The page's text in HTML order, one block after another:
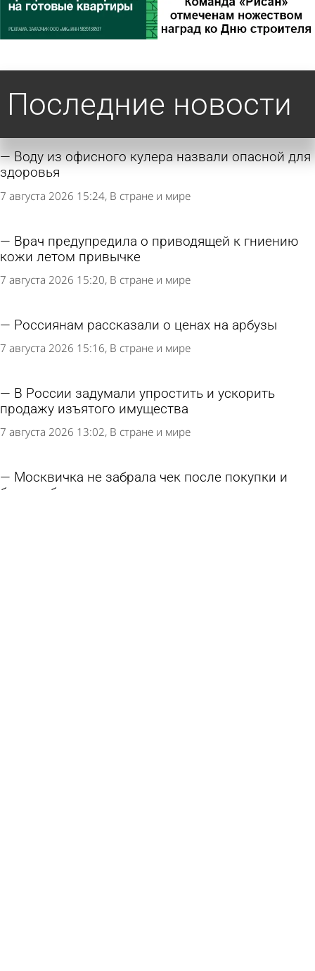
Последние новости
Воду из офисного кулера назвали опасной для
здоровья
7 августа 2026 15:24 В стране и мире
Врач предупредила о приводящей к гниению
кожи летом привычке
7 августа 2026 15:20 В стране и мире
Россиянам рассказали о ценах на арбузы
7 августа 2026 15:16 В стране и мире
В России задумали упростить и ускорить
продажу изъятого имущества
7 августа 2026 13:02 В стране и мире
Москвичка не забрала чек после покупки и
была избита